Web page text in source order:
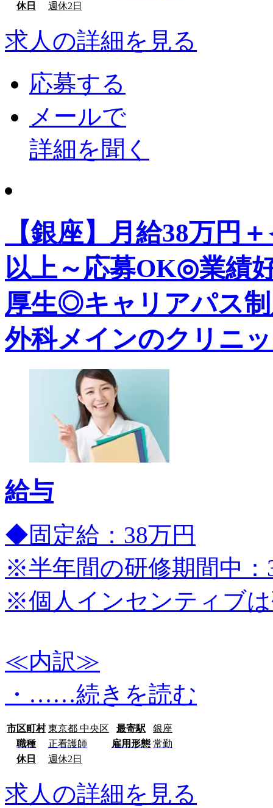
休日
週休2日
求人の詳細を見る
応募する
メールで
詳細を聞く
【銀座】月給38万円
以上～応募OK◎業績
厚生◎キャリアパス
外科メインのクリニ
給与
◆固定給：38万円
※半年間の研修期間中：
※個人インセンティブ
≪内訳≫
・……続きを読む
市区町村 東京都 中央区 最寄駅
銀座
職種
正看護師 雇用形態 常勤
休日
週休2日
求人の詳細を見る